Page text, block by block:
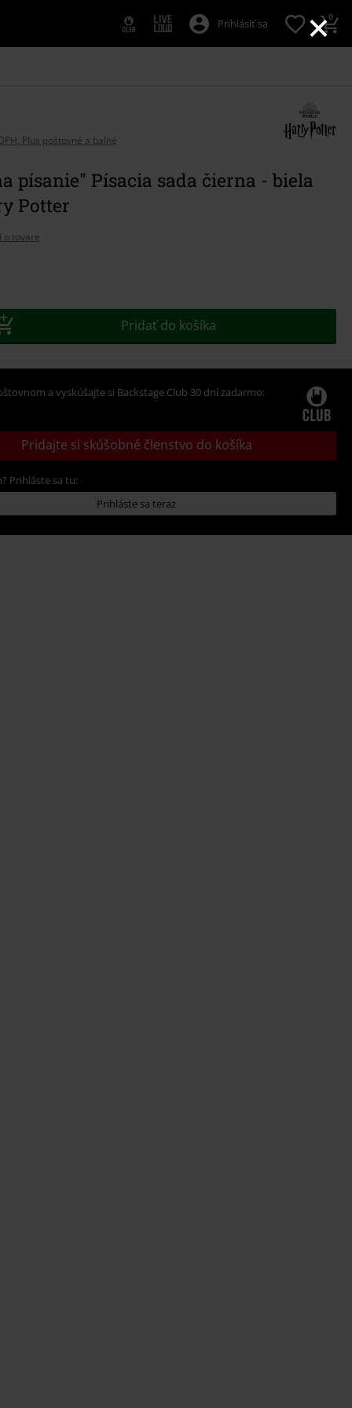
×
Prihlásiť sa 0
Plus poštovné a balné
písanie" Písacia sada čierna - biela
Potter
o tovare
Pridať do košíka
a vyskúšajte si Backstage Club 30 dní zadarmo:
Pridajte si skúšobné členstvo do košíka
Prihláste sa tu:
Prihláste sa teraz